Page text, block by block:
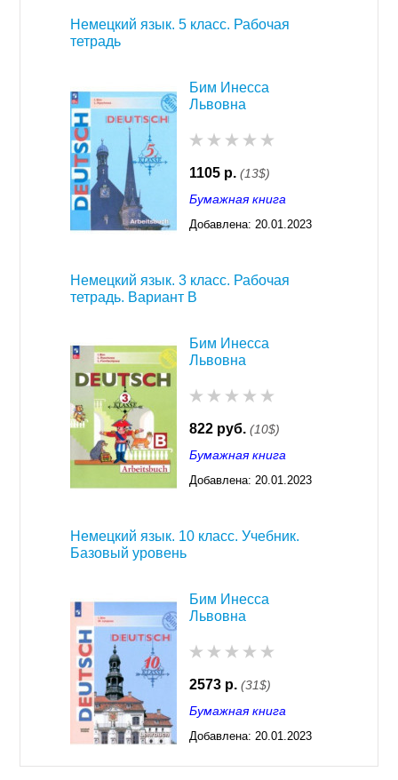
Немецкий язык. 5 класс. Рабочая
тетрадь
Бим Инесса
Львовна
1105 р. (13$)
Бумажная книга
Добавлена: 20.01.2023
Немецкий язык. 3 класс. Рабочая
тетрадь. Вариант В
Бим Инесса
Львовна
822 руб. (10$)
Бумажная книга
Добавлена: 20.01.2023
Немецкий язык. 10 класс. Учебник.
Базовый уровень
Бим Инесса
Львовна
2573 р. (31$)
Бумажная книга
Добавлена: 20.01.2023